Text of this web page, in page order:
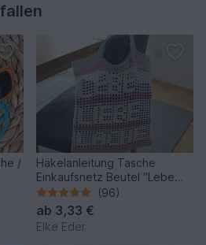
/
Häkelanleitung Tasche
Einkaufsnetz Beutel "Lebe
Liebe Lache" PDF
(96)
ab 3,33 €
Elke Eder